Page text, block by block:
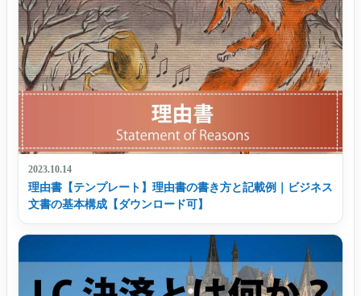
2023.10.14
理由書【テンプレート】理由書の書き方と記載例｜ビジネス
文書の基本構成【ダウンロード可】